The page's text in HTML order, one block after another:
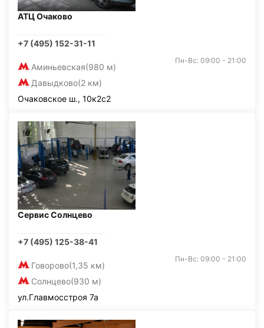
АТЦ Очаково
+7 (495) 152-31-11
Аминьевская(980 м)
Давыдково(2 км)
Пн-Вс: 09:00 - 21:00
Очаковское ш., 10к2с2
Сервис Солнцево
+7 (495) 125-38-41
Говорово(1,35 км)
Солнцево(930 м)
Пн-Вс: 09:00 - 21:00
ул.Главмосстроя 7а